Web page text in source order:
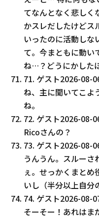
てなんとなく悲し
かスレだしたけどス
いったのに活動し
て。今まともに動
ね…？どうにかした
71. ゲスト2026-08-
ね、主に聞いてこ
ね。
72. ゲスト2026-08-
Ricoさんの？
73. ゲスト2026-08-
うんうん。スルーさ
ぇ。せっかくまとめ
いし（半分以上自分
74. ゲスト2026-08-
そーそー！あれはま